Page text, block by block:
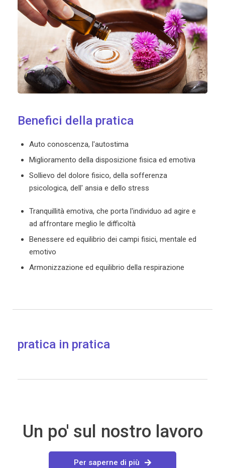
Benefici della pratica
Auto conoscenza, l'autostima
Miglioramento della disposizione fisica ed emotiva
Sollievo del dolore fisico, della sofferenza
psicologica, dell' ansia e dello stress
Tranquillità emotiva, che porta l'individuo ad agire e
ad affrontare meglio le difficoltà
Benessere ed equilibrio dei campi fisici, mentale ed
emotivo
Armonizzazione ed equilibrio della respirazione
pratica in pratica
Un po' sul nostro lavoro
Per saperne di più